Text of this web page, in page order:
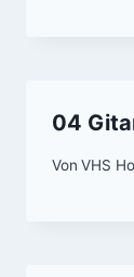
04
Von VHS